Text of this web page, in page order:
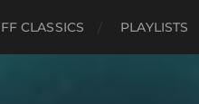
CLASSICS PLAYLISTS